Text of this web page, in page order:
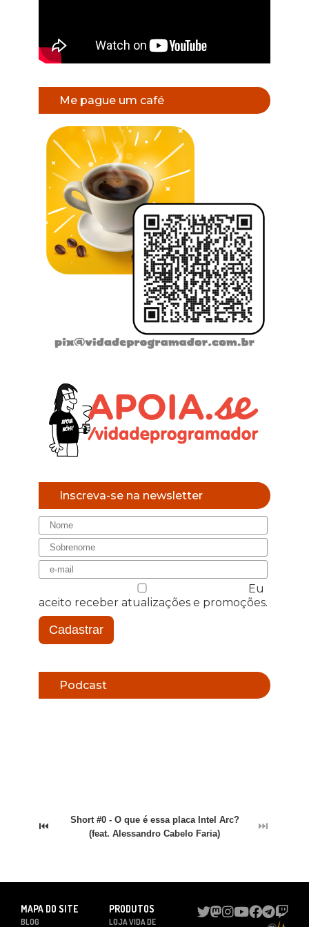
Me pague um café
Inscreva-se na newsletter
Eu
aceito receber atualizações e promoções.
Cadastrar
Podcast
⏮
Short #0 - O que é essa placa Intel Arc?
(feat. Alessandro Cabelo Faria)
⏭
MAPA DO SITE
BLOG
PRODUTOS
LOJA VIDA DE